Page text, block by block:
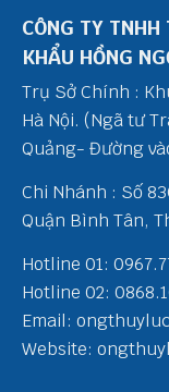
CÔNG TY
KHẨU HỒNG
Trụ Sở Chính :
Hà Nội. (Ngã tư
Quảng- Đường
Chi Nhánh : Số
Quận Bình Tân,
Hotline 01:
Hotline 02:
Email:
Website: